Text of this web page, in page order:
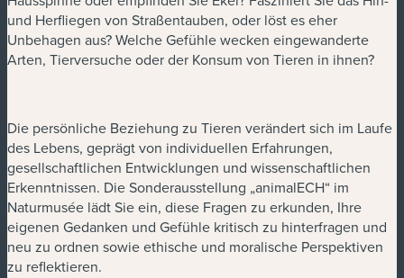
und Herfliegen von Straßentauben, oder löst es eher
Unbehagen aus? Welche Gefühle wecken eingewanderte
Arten, Tierversuche oder der Konsum von Tieren in ihnen?
Die persönliche Beziehung zu Tieren verändert sich im Laufe
des Lebens, geprägt von individuellen Erfahrungen,
gesellschaftlichen Entwicklungen und wissenschaftlichen
Erkenntnissen. Die Sonderausstellung „animalECH“ im
Naturmusée lädt Sie ein, diese Fragen zu erkunden, Ihre
eigenen Gedanken und Gefühle kritisch zu hinterfragen und
neu zu ordnen sowie ethische und moralische Perspektiven
zu reflektieren.